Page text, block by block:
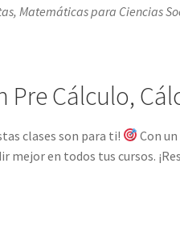
Matemáticas para Ciencias
Pre Cálculo,
clases son para ti! Con un
mejor en todos tus cursos.